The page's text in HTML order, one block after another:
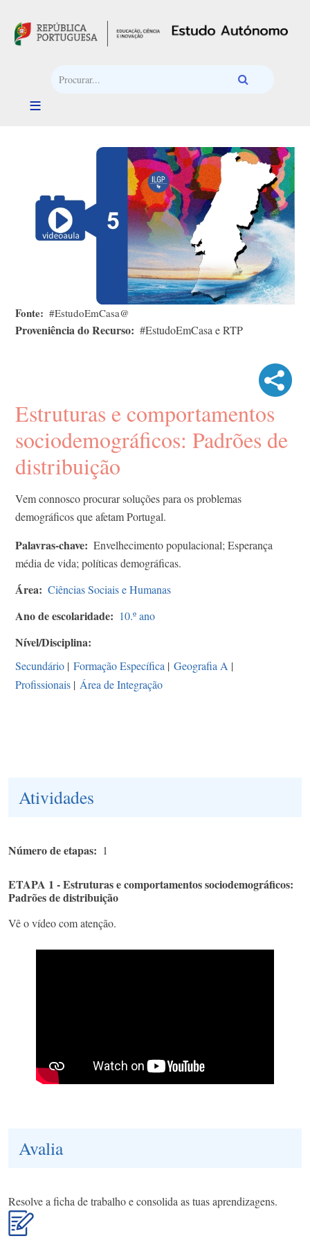
Fonte #EstudoEmCasa@
Proveniência do Recurso #EstudoEmCasa e RTP
Estruturas e comportamentos
sociodemográficos: Padrões de
distribuição
Vem connosco procurar soluções para os problemas
demográficos que afetam Portugal.
Palavras-chave
Envelhecimento populacional; Esperança
média de vida; políticas demográficas.
Área Ciências Sociais e Humanas
Ano de escolaridade 10.º ano
Nível/Disciplina
Secundário | Formação Específica | Geografia A |
Profissionais | Área de Integração
Atividades
Número de etapas 1
ETAPA 1 - Estruturas e comportamentos sociodemográficos:
Padrões de distribuição
Vê o vídeo com atenção.
Avalia
Resolve a ficha de trabalho e consolida as tuas aprendizagens.